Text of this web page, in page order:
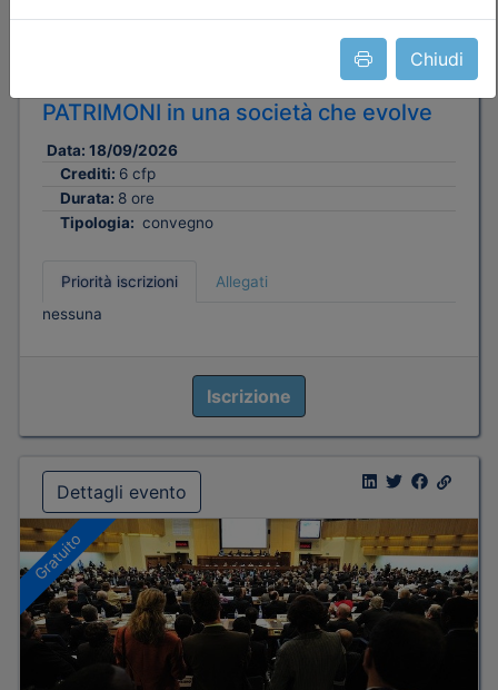
Chiudi
GESTIONE E TRASFERIMENTO DEI
PATRIMONI in una società che evolve
Data: 18/09/2026
Crediti: 6 cfp
Durata: 8 ore
Tipologia: convegno
Priorità iscrizioni
Allegati
nessuna
Iscrizione
Dettagli evento
Gratuito